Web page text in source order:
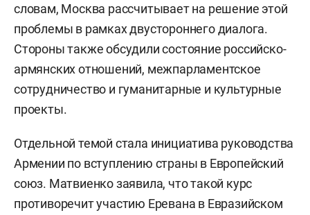
словам, Москва рассчитывает на решение этой
проблемы в рамках двустороннего диалога.
Стороны также обсудили состояние российско-
армянских отношений, межпарламентское
сотрудничество и гуманитарные и культурные
проекты.
Отдельной темой стала инициатива руководства
Армении по вступлению страны в Европейский
союз. Матвиенко заявила, что такой курс
противоречит участию Еревана в Евразийском